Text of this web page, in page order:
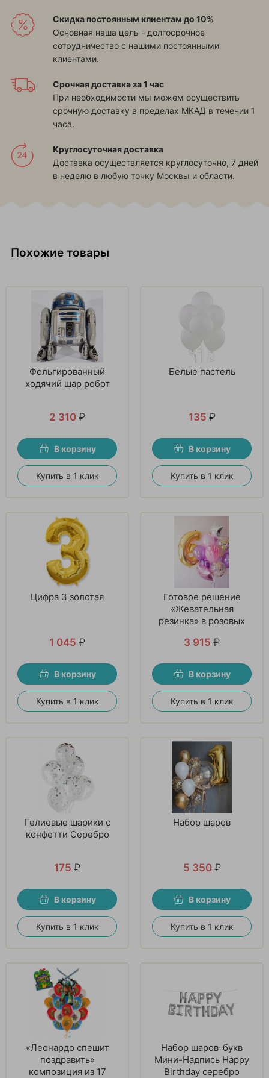
Скидка постоянным клиентам до 10%
Основная наша цель - долгосрочное
сотрудничество с нашими постоянными
клиентами.
Срочная доставка за 1 час
При необходимости мы можем осуществить
срочную доставку в пределах МКАД в течении 1
часа.
Круглосуточная доставка
Доставка осуществляется круглосуточно, 7 дней
в неделю в любую точку Москвы и области.
Похожие товары
Фольгированный
ходячий шар робот
2 310 ₽
В корзину
Купить в 1 клик
Белые пастель
135 ₽
В корзину
Купить в 1 клик
Цифра 3 золотая
1 045 ₽
В корзину
Купить в 1 клик
Готовое решение
«Жевательная
резинка» в розовых
3 915 ₽
В корзину
Купить в 1 клик
Гелиевые шарики с
конфетти Серебро
175 ₽
В корзину
Купить в 1 клик
Набор шаров
5 350 ₽
В корзину
Купить в 1 клик
«Леонардо спешит
поздравить»
композиция из 17
Набор шаров-букв
Мини-Надпись Happy
Birthday серебро